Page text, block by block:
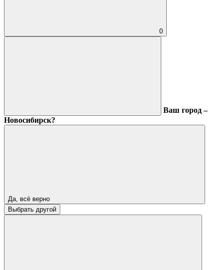
0
Ваш город –
Новосибирск?
Да, всё верно
Выбрать другой